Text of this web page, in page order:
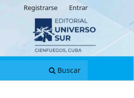
Buscar
Registrarse Entrar